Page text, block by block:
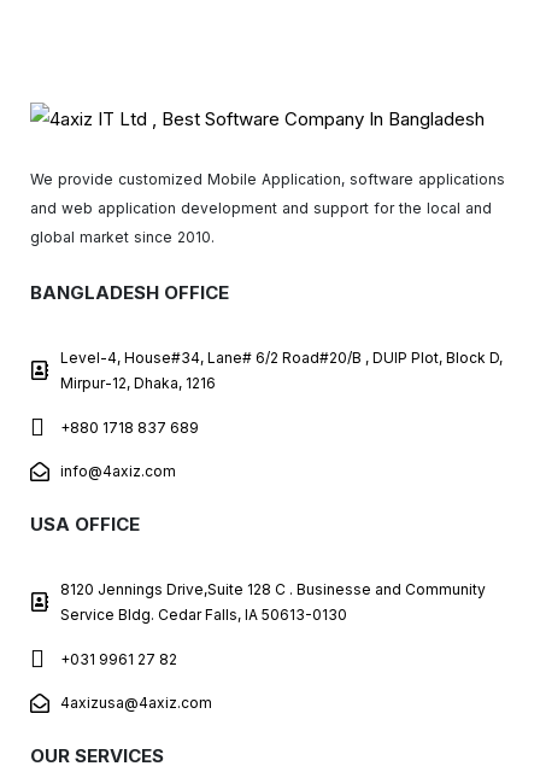
We provide customized Mobile Application, software applications
and web application development and support for the local and
global market since 2010.
BANGLADESH OFFICE
Level-4, House#34, Lane# 6/2 Road#20/B , DUIP Plot, Block D,
Mirpur-12, Dhaka, 1216
+880 1718 837 689
info@4axiz.com
USA OFFICE
8120 Jennings Drive,Suite 128 C . Businesse and Community
Service Bldg. Cedar Falls, IA 50613-0130
+031 9961 27 82
4axizusa@4axiz.com
OUR SERVICES